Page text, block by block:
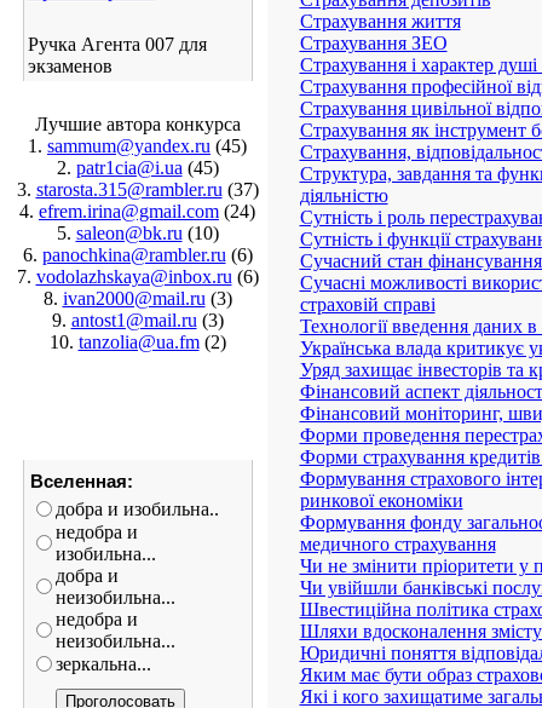
Ручка Агента 007 для
экзаменов
Лучшие автора конкурса
1. sammum@yandex.ru (45)
2. patr1cia@i.ua (45)
3. starosta.315@rambler.ru (37)
4. efrem.irina@gmail.com (24)
5. saleon@bk.ru (10)
6. panochkina@rambler.ru (6)
7. vodolazhskaya@inbox.ru (6)
8. ivan2000@mail.ru (3)
9. antost1@mail.ru (3)
10. tanzolia@ua.fm (2)
Вселенная:
добра и изобильна..
недобра и
изобильна...
добра и
неизобильна...
недобра и
неизобильна...
зеркальна...
Страхування життя
Страхування ЗЕО
Страхування і характер душі
Страхування професійної
Страхування цивільної
Страхування як інструмент
Страхування,
Структура, завдання та
діяльністю
Сутність і роль
Сутність і функції
Сучасний стан
Сучасні можливості
страховій справі
Технології введення даних
Українська влада критикує
Уряд захищає інвесторів та
Фінансовий аспект
Фінансовий моніторинг,
Форми проведення
Форми страхування
Формування страхового
ринкової економіки
Формування фонду
медичного страхування
Чи не змінити пріоритети у
Чи увійшли банківські
Швестиційна політика
Шляхи вдосконалення змісту
Юридичні поняття
Яким має бути образ
Які і кого захищатиме